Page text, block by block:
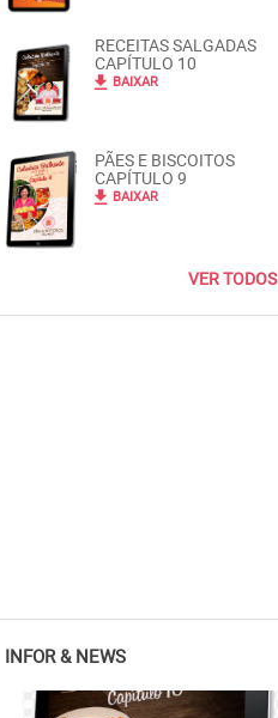
RECEITAS SALGADAS
CAPÍTULO 10
file_download BAIXAR
PÃES E BISCOITOS
CAPÍTULO 9
file_download BAIXAR
VER TODOS
INFOR & NEWS